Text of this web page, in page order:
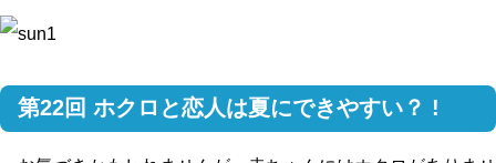
第22回 ホクロと恋人は夏にできやすい？ !